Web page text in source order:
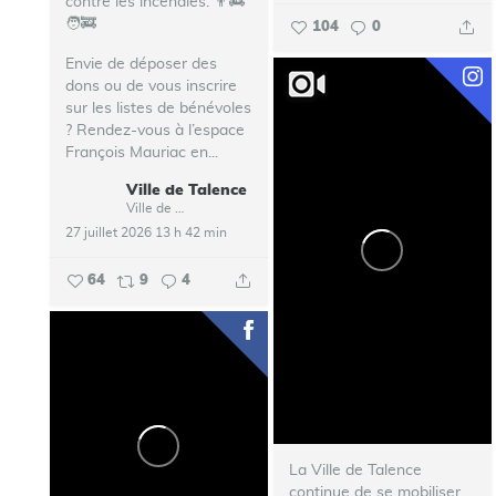
104 0
🧑‍🚒
Envie de déposer des
dons ou de vous inscrire
sur les listes de bénévoles
? Rendez-vous à l’espace
François Mauriac en...
Ville de Talence
27 juillet 2026 13 h 42 min
64 9 4
La Ville de Talence
continue de se mobiliser